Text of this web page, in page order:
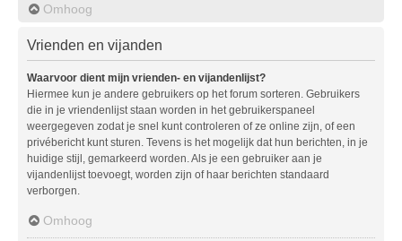
Omhoog
Vrienden en vijanden
Waarvoor dient mijn vrienden- en vijandenlijst?
Hiermee kun je andere gebruikers op het forum sorteren. Gebruikers
die in je vriendenlijst staan worden in het gebruikerspaneel
weergegeven zodat je snel kunt controleren of ze online zijn, of een
privébericht kunt sturen. Tevens is het mogelijk dat hun berichten, in je
huidige stijl, gemarkeerd worden. Als je een gebruiker aan je
vijandenlijst toevoegt, worden zijn of haar berichten standaard
verborgen.
Omhoog